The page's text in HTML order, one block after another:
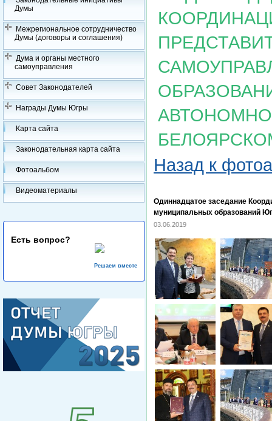
Думы
Межрегиональное сотрудничество
Думы (договоры и соглашения)
Дума и органы местного
самоуправления
Совет Законодателей
Награды Думы Югры
Карта сайта
Законодательная карта сайта
Фотоальбом
Видеоматериалы
Есть вопрос?
Решаем вместе
Назад к
Одиннадцатое заседание
муниципальных образований
03.06.2019